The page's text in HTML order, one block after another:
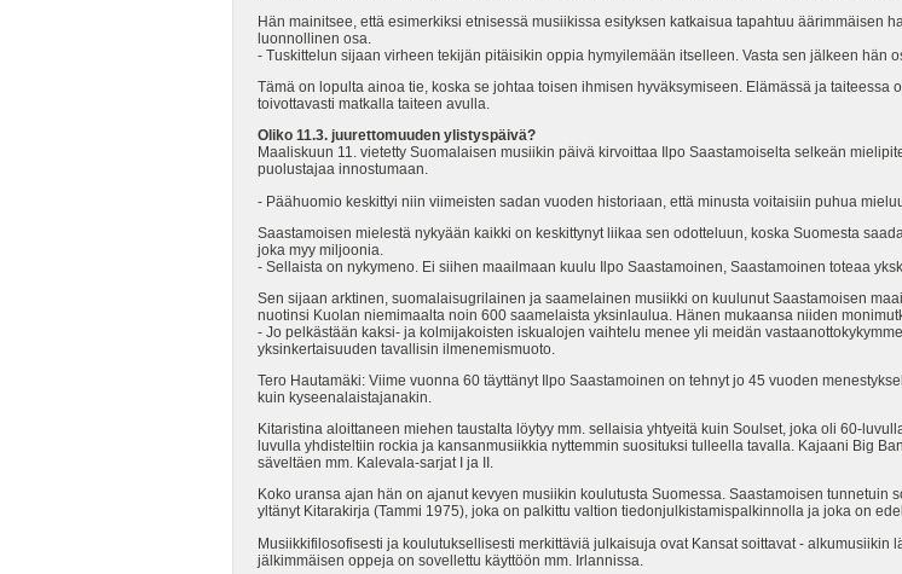
Hän mainitsee, että esimerkiksi etnisessä musiikissa esityksen katkaisua tapahtuu äärimmäisen
luonnollinen osa.
- Tuskittelun sijaan virheen tekijän pitäisikin oppia hymyilemään itselleen. Vasta sen jälkeen hän
Tämä on lopulta ainoa tie, koska se johtaa toisen ihmisen hyväksymiseen. Elämässä ja
toivottavasti matkalla taiteen avulla.
Oliko 11.3. juurettomuuden ylistyspäivä?
Maaliskuun 11. vietetty Suomalaisen musiikin päivä kirvoittaa Ilpo Saastamoiselta selkeän
puolustajaa innostumaan.
- Päähuomio keskittyi niin viimeisten sadan vuoden historiaan, että minusta voitaisiin puhua
Saastamoisen mielestä nykyään kaikki on keskittynyt liikaa sen odotteluun, koska Suomesta
joka myy miljoonia.
- Sellaista on nykymeno. Ei siihen maailmaan kuulu Ilpo Saastamoinen, Saastamoinen toteaa
Sen sijaan arktinen, suomalaisugrilainen ja saamelainen musiikki on kuulunut Saastamoisen
nuotinsi Kuolan niemimaalta noin 600 saamelaista yksinlaulua. Hänen mukaansa niiden
- Jo pelkästään kaksi- ja kolmijakoisten iskualojen vaihtelu menee yli meidän
yksinkertaisuuden tavallisin ilmenemismuoto.
Tero Hautamäki: Viime vuonna 60 täyttänyt Ilpo Saastamoinen on tehnyt jo 45 vuoden
kuin kyseenalaistajanakin.
Kitaristina aloittaneen miehen taustalta löytyy mm. sellaisia yhtyeitä kuin Soulset, joka oli 60-
luvulla yhdisteltiin rockia ja kansanmusiikkia nyttemmin suosituksi tulleella tavalla. Kajaani Big
säveltäen mm. Kalevala-sarjat I ja II.
Koko uransa ajan hän on ajanut kevyen musiikin koulutusta Suomessa. Saastamoisen
yltänyt Kitarakirja (Tammi 1975), joka on palkittu valtion tiedonjulkistamispalkinnolla ja joka on
Musiikkifilosofisesti ja koulutuksellisesti merkittäviä julkaisuja ovat Kansat soittavat -
jälkimmäisen oppeja on sovellettu käyttöön mm. Irlannissa.